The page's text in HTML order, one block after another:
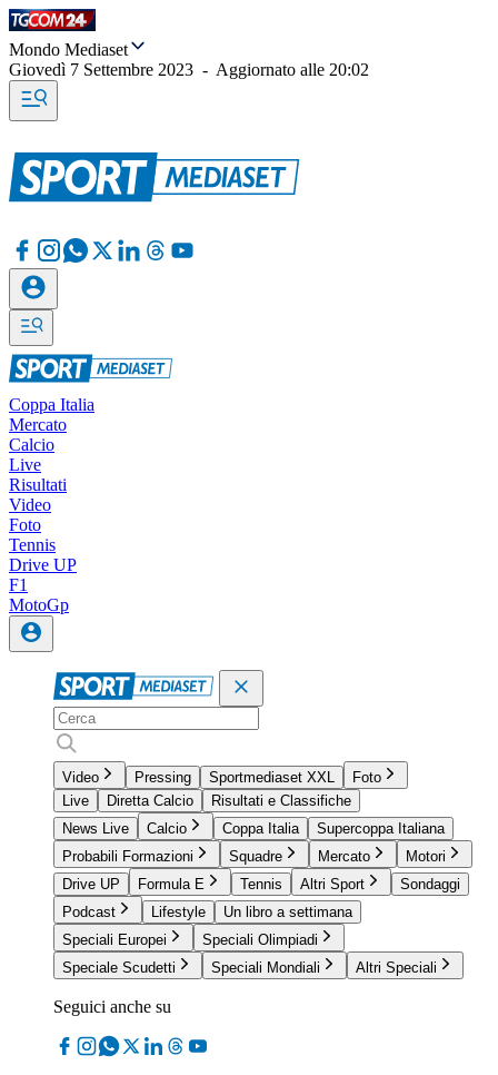
Mondo Mediaset
Giovedì 7 Settembre 2023 - Aggiornato alle 20:02
Coppa Italia
Mercato
Calcio
Live
Risultati
Video
Foto
Tennis
Drive UP
F1
MotoGp
Video Pressing Sportmediaset XXL
Foto
Live
Diretta Calcio
Risultati e Classifiche
News Live
Calcio Coppa Italia
Supercoppa Italiana
Probabili Formazioni
Squadre Mercato
Motori
Drive UP
Formula E Tennis Altri Sport
Sondaggi
Podcast
Lifestyle
Un libro a settimana
Speciali Europei
Speciali Olimpiadi
Speciale Scudetti
Speciali Mondiali Altri Speciali
Seguici anche su